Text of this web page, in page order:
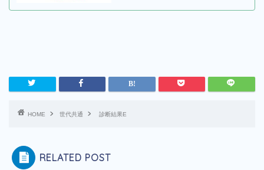
HOME 世代共通 診断結果E
RELATED POST